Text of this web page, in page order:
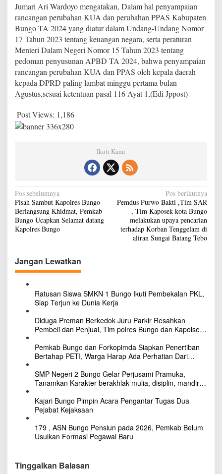
P
A
S
A
P
B
D
T
A
2
Jumari Ari Wardoyo mengatakan, Dalam hal penyampaian
rancangan perubahan KUA dan perubahan PPAS Kabupaten
Bungo TA 2024 yang diatur dalam Undang-Undang Nomor
17 Tahun 2023 tentang keuangan negara, serta peraturan
Menteri Dalam Negeri Nomor 15 Tahun 2023 tentang
pedoman penyusunan APBD TA 2024, bahwa penyampaian
rancangan perubahan KUA dan PPAS oleh kepala daerah
kepada DPRD paling lambat minggu pertama bulan
Agustus,sesuai ketentuan pasal 116 Ayat 1,(Edi Jppost)
Post Views: 1,186
Ikuti Kami
N
a
v
i
a
s
Pos sebelumnya
Pisah Sambut Kapolres Bungo
Berlangsung Khidmat, Pemkab
Bungo Ucapkan Selamat datang
Kapolres Bungo
Pos berikutnya
Pemdus Purwo Bakti ,Tim SAR
, Tim Kaposek kota Bungo
melakukan upaya pencarian
terhadap Korban Tenggelam di
aliran Sungai Batang Tebo
Jangan Lewatkan
Ratusan Siswa SMKN 1 Bungo Ikuti Pembekalan PKL,
Siap Terjun ke Dunia Kerja
Diduga Preman Berkedok Juru Parkir Resahkan
Pembeli dan Penjual, Tim polres Bungo dan Kapolsek
Pemkab Bungo dan Forkopimda Siapkan Penertiban
Bertahap PETI, Warga Harap Ada Perhatian Dari
SMP Negeri 2 Bungo Gelar Perjusami Pramuka,
Tanamkan Karakter berakhlak mulia, disiplin, mandiri,
Kajari Bungo Pimpin Acara Pengantar Tugas Dua
Pejabat Kejaksaan
179 , ASN Bungo Pensiun pada 2026, Pemkab Belum
Usulkan Formasi Pegawai Baru
Tinggalkan Balasan